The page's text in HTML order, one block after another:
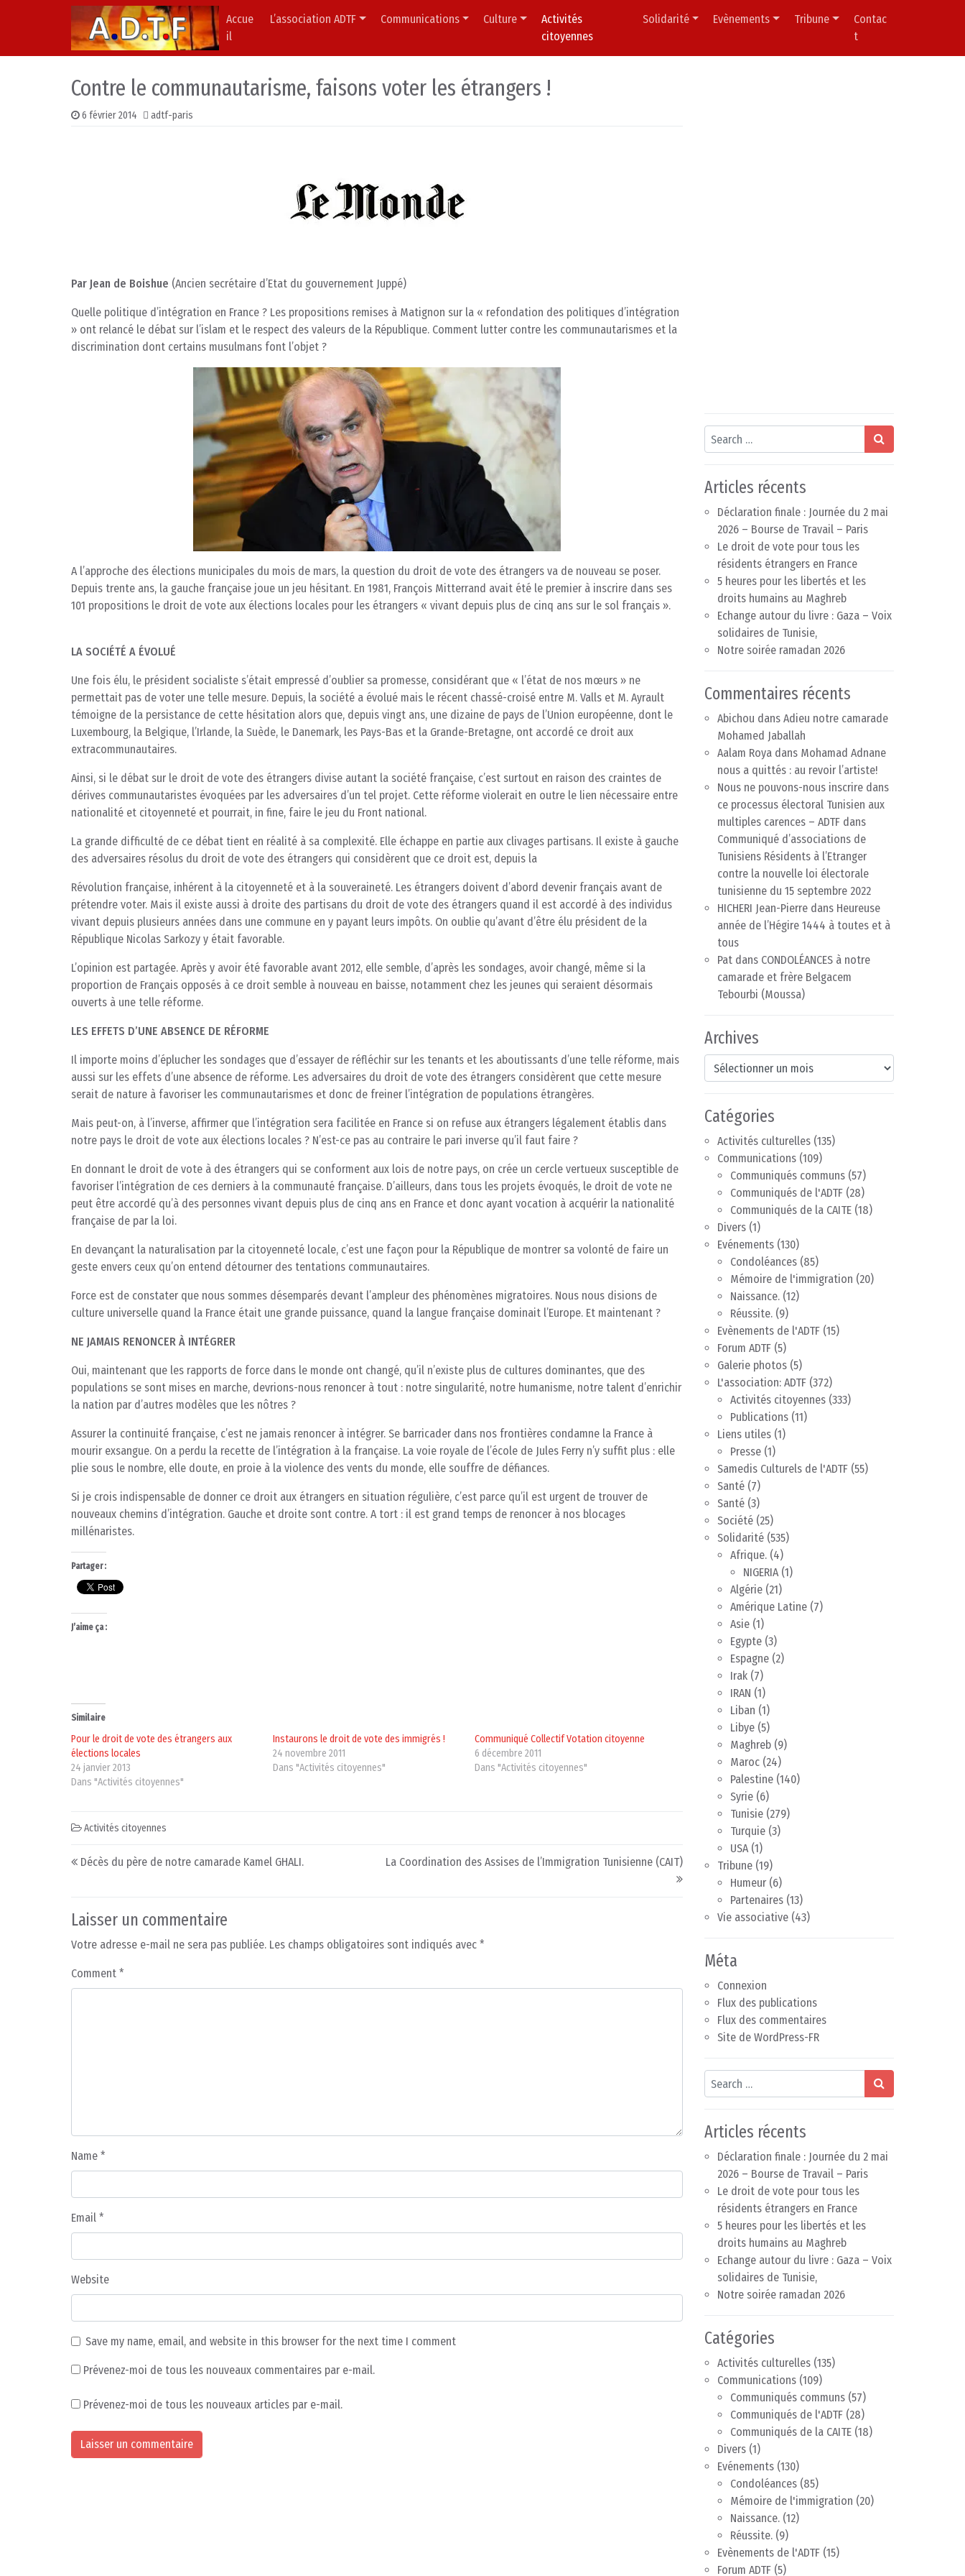
Skip to content
Main Navigation
Accue
il
L’association ADTF Communications Culture
Activités
citoyennes
Solidarité Evènements Tribune
Contac
t
Contre le communautarisme, faisons voter les étrangers !
6 février 2014 adtf-paris
Par Jean de Boishue (Ancien secrétaire d’Etat du gouvernement Juppé)
Quelle politique d’intégration en France ? Les propositions remises à Matignon sur la « refondation des politiques d’intégration
» ont relancé le débat sur l’islam et le respect des valeurs de la République. Comment lutter contre les communautarismes et la
discrimination dont certains musulmans font l’objet ?
A l’approche des élections municipales du mois de mars, la question du droit de vote des étrangers va de nouveau se poser.
Depuis trente ans, la gauche française joue un jeu hésitant. En 1981, François Mitterrand avait été le premier à inscrire dans ses
101 propositions le droit de vote aux élections locales pour les étrangers « vivant depuis plus de cinq ans sur le sol français ».
LA SOCIÉTÉ A ÉVOLUÉ
Une fois élu, le président socialiste s’était empressé d’oublier sa promesse, considérant que « l’état de nos mœurs » ne
permettait pas de voter une telle mesure. Depuis, la société a évolué mais le récent chassé-croisé entre M. Valls et M. Ayrault
témoigne de la persistance de cette hésitation alors que, depuis vingt ans, une dizaine de pays de l’Union européenne, dont le
Luxembourg, la Belgique, l’Irlande, la Suède, le Danemark, les Pays-Bas et la Grande-Bretagne, ont accordé ce droit aux
extracommunautaires.
Ainsi, si le débat sur le droit de vote des étrangers divise autant la société française, c’est surtout en raison des craintes de
dérives communautaristes évoquées par les adversaires d’un tel projet. Cette réforme violerait en outre le lien nécessaire entre
nationalité et citoyenneté et pourrait, in fine, faire le jeu du Front national.
La grande difficulté de ce débat tient en réalité à sa complexité. Elle échappe en partie aux clivages partisans. Il existe à gauche
des adversaires résolus du droit de vote des étrangers qui considèrent que ce droit est, depuis la
Révolution française, inhérent à la citoyenneté et à la souveraineté. Les étrangers doivent d’abord devenir français avant de
prétendre voter. Mais il existe aussi à droite des partisans du droit de vote des étrangers quand il est accordé à des individus
vivant depuis plusieurs années dans une commune en y payant leurs impôts. On oublie qu’avant d’être élu président de la
République Nicolas Sarkozy y était favorable.
L’opinion est partagée. Après y avoir été favorable avant 2012, elle semble, d’après les sondages, avoir changé, même si la
proportion de Français opposés à ce droit semble à nouveau en baisse, notamment chez les jeunes qui seraient désormais
ouverts à une telle réforme.
LES EFFETS D’UNE ABSENCE DE RÉFORME
Il importe moins d’éplucher les sondages que d’essayer de réfléchir sur les tenants et les aboutissants d’une telle réforme, mais
aussi sur les effets d’une absence de réforme. Les adversaires du droit de vote des étrangers considèrent que cette mesure
serait de nature à favoriser les communautarismes et donc de freiner l’intégration de populations étrangères.
Mais peut-on, à l’inverse, affirmer que l’intégration sera facilitée en France si on refuse aux étrangers légalement établis dans
notre pays le droit de vote aux élections locales ? N’est-ce pas au contraire le pari inverse qu’il faut faire ?
En donnant le droit de vote à des étrangers qui se conforment aux lois de notre pays, on crée un cercle vertueux susceptible de
favoriser l’intégration de ces derniers à la communauté française. D’ailleurs, dans tous les projets évoqués, le droit de vote ne
peut être accordé qu’à des personnes vivant depuis plus de cinq ans en France et donc ayant vocation à acquérir la nationalité
française de par la loi.
En devançant la naturalisation par la citoyenneté locale, c’est une façon pour la République de montrer sa volonté de faire un
geste envers ceux qu’on entend détourner des tentations communautaires.
Force est de constater que nous sommes désemparés devant l’ampleur des phénomènes migratoires. Nous nous disions de
culture universelle quand la France était une grande puissance, quand la langue française dominait l’Europe. Et maintenant ?
NE JAMAIS RENONCER À INTÉGRER
Oui, maintenant que les rapports de force dans le monde ont changé, qu’il n’existe plus de cultures dominantes, que des
populations se sont mises en marche, devrions-nous renoncer à tout : notre singularité, notre humanisme, notre talent d’enrichir
la nation par d’autres modèles que les nôtres ?
Assurer la continuité française, c’est ne jamais renoncer à intégrer. Se barricader dans nos frontières condamne la France à
mourir exsangue. On a perdu la recette de l’intégration à la française. La voie royale de l’école de Jules Ferry n’y suffit plus : elle
plie sous le nombre, elle doute, en proie à la violence des vents du monde, elle souffre de défiances.
Si je crois indispensable de donner ce droit aux étrangers en situation régulière, c’est parce qu’il est urgent de trouver de
nouveaux chemins d’intégration. Gauche et droite sont contre. A tort : il est grand temps de renoncer à nos blocages
millénaristes.
Partager :
J’aime ça :
Similaire
Pour le droit de vote des étrangers aux
élections locales
24 janvier 2013
Dans "Activités citoyennes"
Instaurons le droit de vote des immigrés !
24 novembre 2011
Dans "Activités citoyennes"
Communiqué Collectif Votation citoyenne
6 décembre 2011
Dans "Activités citoyennes"
Activités citoyennes
Post navigation
Décès du père de notre camarade Kamel GHALI. La Coordination des Assises de l’Immigration Tunisienne (CAIT)
Laisser un commentaire
Votre adresse e-mail ne sera pas publiée. Les champs obligatoires sont indiqués avec *
Comment *
Name *
Email *
Website
Save my name, email, and website in this browser for the next time I comment
Prévenez-moi de tous les nouveaux commentaires par e-mail.
Prévenez-moi de tous les nouveaux articles par e-mail.
Search
Articles récents
Déclaration finale : Journée du 2 mai
2026 – Bourse de Travail – Paris
Le droit de vote pour tous les
résidents étrangers en France
5 heures pour les libertés et les
droits humains au Maghreb
Echange autour du livre : Gaza – Voix
solidaires de Tunisie,
Notre soirée ramadan 2026
Commentaires récents
Abichou dans Adieu notre camarade
Mohamed Jaballah
Aalam Roya dans Mohamad Adnane
nous a quittés : au revoir l’artiste!
Nous ne pouvons-nous inscrire dans
ce processus électoral Tunisien aux
multiples carences – ADTF dans
Communiqué d’associations de
Tunisiens Résidents à l’Etranger
contre la nouvelle loi électorale
tunisienne du 15 septembre 2022
HICHERI Jean-Pierre dans Heureuse
année de l’Hégire 1444 à toutes et à
tous
Pat dans CONDOLÉANCES à notre
camarade et frère Belgacem
Tebourbi (Moussa)
Archives
Archives
Catégories
Activités culturelles (135)
Communications (109)
Communiqués communs (57)
Communiqués de l'ADTF (28)
Communiqués de la CAITE (18)
Divers (1)
Evénements (130)
Condoléances (85)
Mémoire de l'immigration (20)
Naissance. (12)
Réussite. (9)
Evènements de l'ADTF (15)
Forum ADTF (5)
Galerie photos (5)
L'association: ADTF (372)
Activités citoyennes (333)
Publications (11)
Liens utiles (1)
Presse (1)
Samedis Culturels de l'ADTF (55)
Santé (7)
Santé (3)
Société (25)
Solidarité (535)
Afrique. (4)
NIGERIA(1)
Algérie (21)
Amérique Latine (7)
Asie (1)
Egypte (3)
Espagne (2)
Irak (7)
IRAN (1)
Liban (1)
Libye (5)
Maghreb (9)
Maroc (24)
Palestine (140)
Syrie (6)
Tunisie (279)
Turquie (3)
USA(1)
Tribune (19)
Humeur (6)
Partenaires (13)
Vie associative (43)
Méta
Connexion
Flux des publications
Flux des commentaires
Site de WordPress-FR
Search
Articles récents
Déclaration finale : Journée du 2 mai
2026 – Bourse de Travail – Paris
Le droit de vote pour tous les
résidents étrangers en France
5 heures pour les libertés et les
droits humains au Maghreb
Echange autour du livre : Gaza – Voix
solidaires de Tunisie,
Notre soirée ramadan 2026
Catégories
Activités culturelles (135)
Communications (109)
Communiqués communs (57)
Communiqués de l'ADTF (28)
Communiqués de la CAITE (18)
Divers (1)
Evénements (130)
Condoléances (85)
Mémoire de l'immigration (20)
Naissance. (12)
Réussite. (9)
Evènements de l'ADTF (15)
Forum ADTF (5)